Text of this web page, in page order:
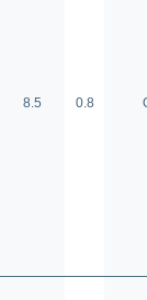
8.5 0.8